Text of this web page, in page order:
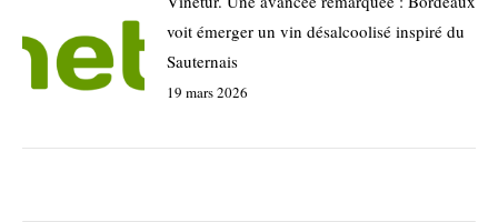
voit émerger un vin désalcoolisé inspiré du
Sauternais
19 mars 2026